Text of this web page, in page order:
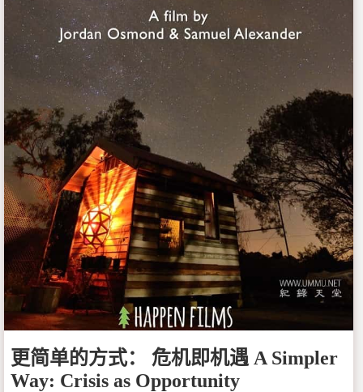
更简单的方式： 危机即机遇 A Simpler
Way: Crisis as Opportunity